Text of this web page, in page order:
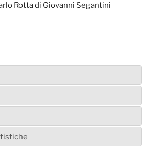
Rotta di Giovanni Segantini